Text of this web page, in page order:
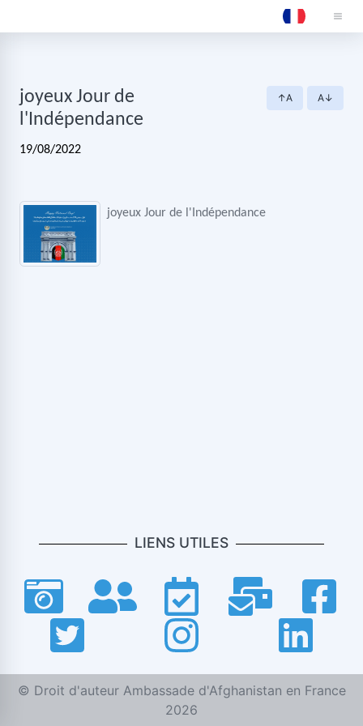
joyeux Jour de
l'Indépendance
↑A A↓
19/08/2022
joyeux Jour de l'Indépendance
LIENS UTILES
© Droit d'auteur Ambassade d'Afghanistan en France
2026